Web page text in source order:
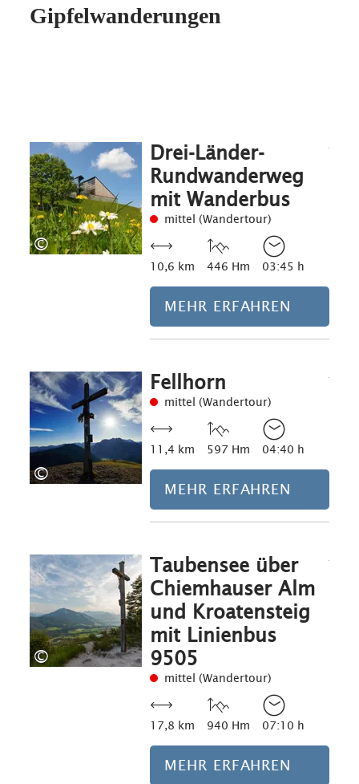
Gipfelwanderungen
©
Drei-Länder-
Rundwanderweg
mit Wanderbus
mittel (Wandertour)
10,6 km 446 Hm 03:45 h
MEHR ERFAHREN
©
Fellhorn
mittel (Wandertour)
11,4 km 597 Hm 04:40 h
MEHR ERFAHREN
©
Taubensee über
Chiemhauser Alm
und Kroatensteig
mit Linienbus
9505
mittel (Wandertour)
17,8 km 940 Hm 07:10 h
MEHR ERFAHREN